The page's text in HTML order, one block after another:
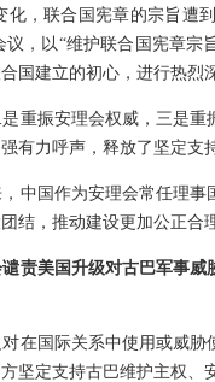
，联合国宪章的宗旨遭
，以“维护联合国宪章
国建立的初心，进行热烈
重振安理会权威，三是
有力呼声，释放了坚定支
中国作为安理会常任理
结，推动建设更加公正合
责美国升级对古巴军事
在国际关系中使用或威
坚定支持古巴维护主权、